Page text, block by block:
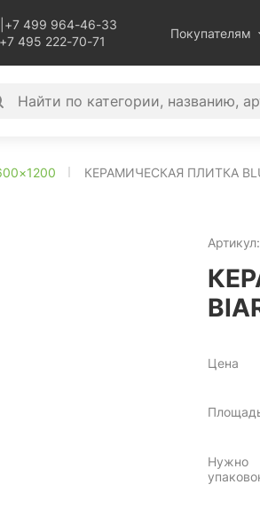
+7 499 964-46-33
+7 495 222-70-71
Покупателям
КЕРАМИЧЕСКАЯ ПЛИТКА
Артикул:
Цена
Нужно